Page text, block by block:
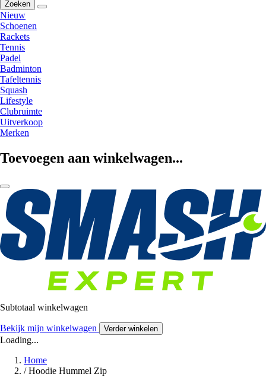
Zoeken
Nieuw
Schoenen
Rackets
Tennis
Padel
Badminton
Tafeltennis
Squash
Lifestyle
Clubruimte
Uitverkoop
Merken
Toevoegen aan winkelwagen...
Subtotaal winkelwagen
Bekijk mijn winkelwagen Verder winkelen
Loading...
Home
/ Hoodie Hummel Zip